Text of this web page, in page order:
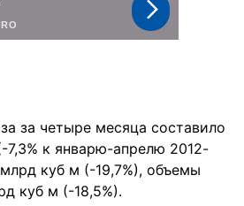
за четыре месяца составило
к январю-апрелю 2012-
куб м (-19,7%), объемы
куб м (-18,5%).